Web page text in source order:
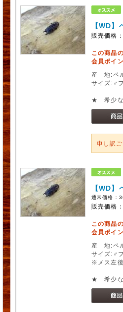
【WD
販売価格
この商品
会員ポイ
産 地:ペ
サイズ:♂
★ 希少
申し訳
【WD
通常価格：
販売価格
この商品
会員ポイ
産 地:ペ
サイズ:♂
※メス左
★ 希少